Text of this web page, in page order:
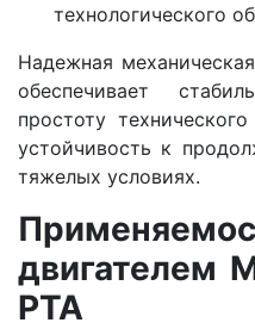
технологического
Надежная
обеспечивает
простоту
устойчивость к
тяжелых условиях.
двигателем
PTA